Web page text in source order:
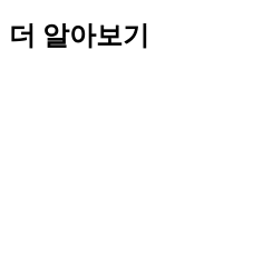
더 알아보기